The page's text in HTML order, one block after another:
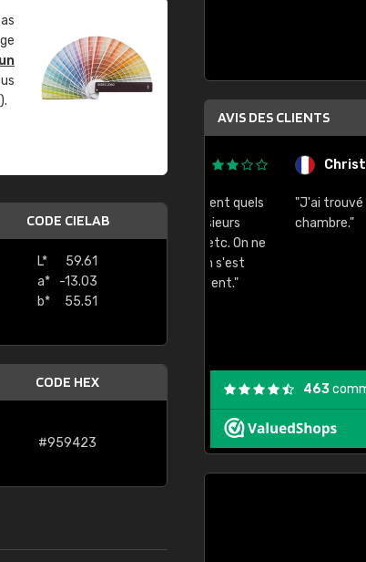
un
CODE CIELAB
L*
59.61
a*
-13.03
b*
55.51
CODE HEX
#959423
AVIS DES CLIENTS
pas de voir clairement quels
disponibles. Il y a plusieurs
Classic, Design, etc. On ne
qui est quoi. La livraison s'est
produit reçu me convient."
Christian
"J'ai trouvé le RAL
chambre."
463